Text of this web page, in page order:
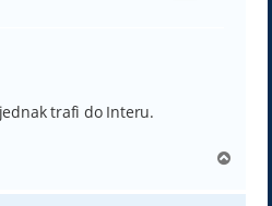
trafi do Interu.
g